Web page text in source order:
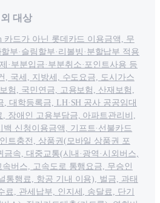
대상
카드가 아닌 롯데카드 이용금액, 무
부·슬림할부·리볼빙·분할납부 적용
·부분입금·부분취소·포인트사용 등
, 국세, 지방세, 수도요금, 도시가스
험, 국민연금, 고용보험, 산재보험,
, 대학등록금, LH·SH 공사 공공임대
, 장애인 고용부담금, 아파트관리비,
백 신청이용금액, 기프트·선불카드
트충전, 상품권(모바일 상품권 포
금속, 대중교통(시내·광역·시외버스,
버스, 고속도로 통행요금, 무승인
통행료, 항공 기내 이용), 벌금, 과태
료, 관세납부, 인지세, 송달료, 단기